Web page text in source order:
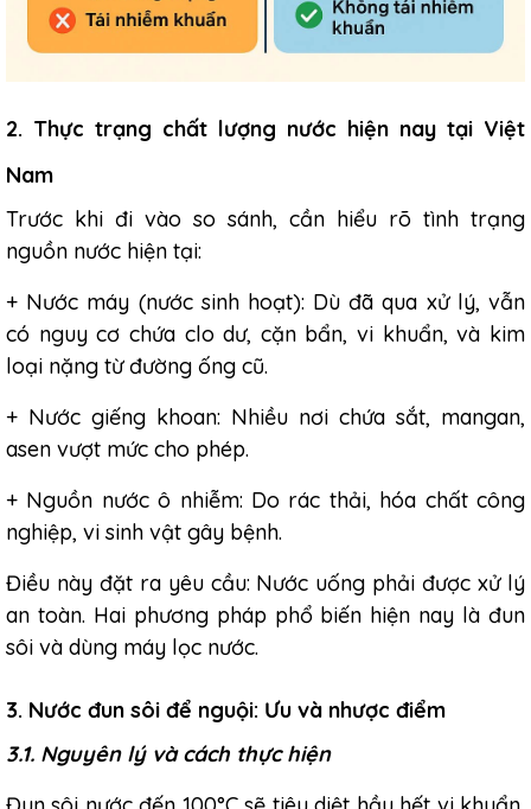
2. Thực trạng chất lượng nước hiện nay tại Việt
Nam
Trước khi đi vào so sánh, cần hiểu rõ tình trạng
nguồn nước hiện tại:
+ Nước máy (nước sinh hoạt): Dù đã qua xử lý, vẫn
có nguy cơ chứa clo dư, cặn bẩn, vi khuẩn, và kim
loại nặng từ đường ống cũ.
+ Nước giếng khoan: Nhiều nơi chứa sắt, mangan,
asen vượt mức cho phép.
+ Nguồn nước ô nhiễm: Do rác thải, hóa chất công
nghiệp, vi sinh vật gây bệnh.
Điều này đặt ra yêu cầu: Nước uống phải được xử lý
an toàn. Hai phương pháp phổ biến hiện nay là đun
sôi và dùng máy lọc nước.
3. Nước đun sôi để nguội: Ưu và nhược điểm
3.1. Nguyên lý và cách thực hiện